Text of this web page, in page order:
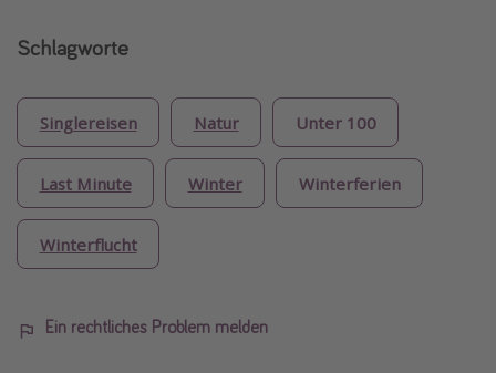
Schlagworte
Singlereisen Natur Unter 100
Last Minute Winter Winterferien
Winterflucht
Ein rechtliches Problem melden